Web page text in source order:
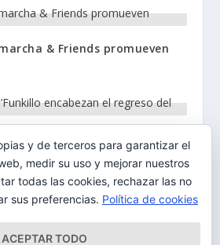
& Friends promueven
encabezan el regreso
y de terceros para garantizar el
medir su uso y mejorar nuestros
todas las cookies, rechazar las no
sus preferencias. Política de cookies
ACEPTAR TODO